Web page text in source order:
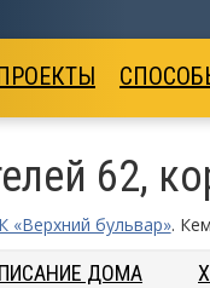
62,
«Верхний бульвар».
ДОМА